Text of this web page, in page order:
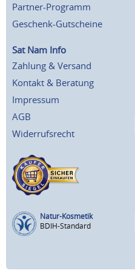
Partner-Programm
Geschenk-Gutscheine
Sat Nam Info
Zahlung & Versand
Kontakt & Beratung
Impressum
AGB
Widerrufsrecht
Natur-Kosmetik
BDIH-Standard